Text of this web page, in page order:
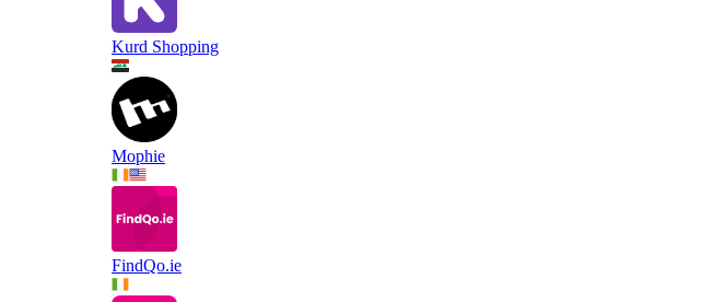
Kurd Shopping
Mophie
FindQo.ie